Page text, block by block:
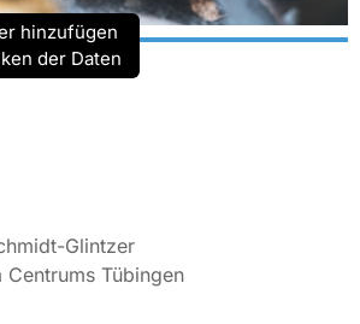
hinzufügen
der Daten
Glintzer
Tübingen